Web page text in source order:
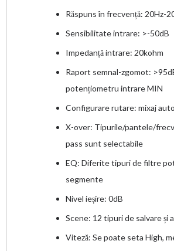
Răspuns în frecvență: 20Hz-
Sensibilitate intrare: >-50dB
Impedanță intrare: 20kohm
Raport semnal-zgomot:
potențiometru intrare MIN
Configurare rutare: mixaj
X-over: Tipurile/pantele/
pass sunt selectabile
EQ: Diferite tipuri de filtre
segmente
Nivel ieșire: 0dB
Scene: 12 tipuri de salvare și
Viteză: Se poate seta High,